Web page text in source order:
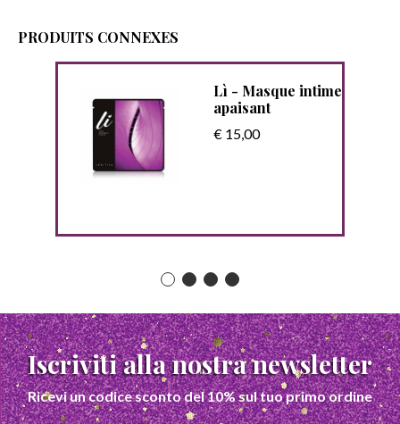
PRODUITS CONNEXES
Lì - Masque intime
apaisant
€ 15,00
Iscriviti alla nostra newsletter
Ricevi un codice sconto del 10% sul tuo primo ordine